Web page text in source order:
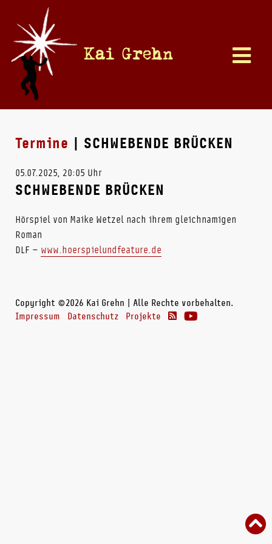
Kai Grehn
Termine | SCHWEBENDE BRÜCKEN
05.07.2025, 20:05 Uhr
SCHWEBENDE BRÜCKEN
Hörspiel von Maike Wetzel nach ihrem gleichnamigen
Roman
DLF – www.hoerspielundfeature.de
Copyright ©2026 Kai Grehn | Alle Rechte vorbehalten.
Impressum
Datenschutz Projekte